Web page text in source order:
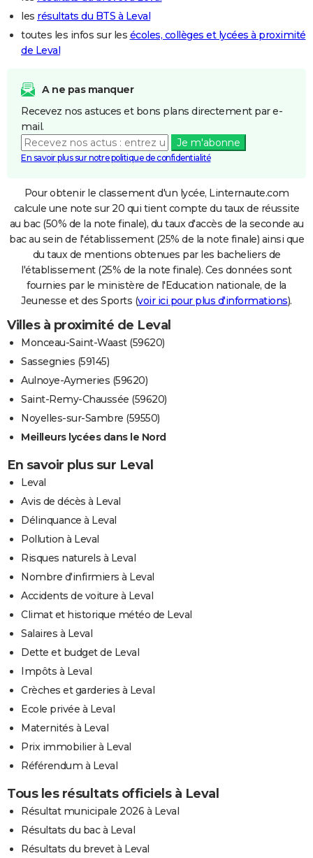
les résultats du BTS à Leval
toutes les infos sur les écoles, collèges et lycées à proximité
de Leval
A ne pas manquer
Recevez nos astuces et bons plans directement par e-
mail.
Je m'abonne
En savoir plus sur notre politique de confidentialité
Pour obtenir le classement d'un lycée, Linternaute.com
calcule une note sur 20 qui tient compte du taux de réussite
au bac (50% de la note finale), du taux d'accès de la seconde au
bac au sein de l'établissement (25% de la note finale) ainsi que
du taux de mentions obtenues par les bacheliers de
l'établissement (25% de la note finale). Ces données sont
fournies par le ministère de l'Education nationale, de la
Jeunesse et des Sports (voir ici pour plus d'informations).
Villes à proximité de Leval
Monceau-Saint-Waast (59620)
Sassegnies (59145)
Aulnoye-Aymeries (59620)
Saint-Remy-Chaussée (59620)
Noyelles-sur-Sambre (59550)
Meilleurs lycées dans le Nord
En savoir plus sur Leval
Leval
Avis de décès à Leval
Délinquance à Leval
Pollution à Leval
Risques naturels à Leval
Nombre d'infirmiers à Leval
Accidents de voiture à Leval
Climat et historique météo de Leval
Salaires à Leval
Dette et budget de Leval
Impôts à Leval
Crèches et garderies à Leval
Ecole privée à Leval
Maternités à Leval
Prix immobilier à Leval
Référendum à Leval
Tous les résultats officiels à Leval
Résultat municipale 2026 à Leval
Résultats du bac à Leval
Résultats du brevet à Leval